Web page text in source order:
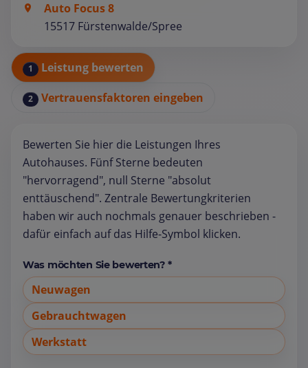
Auto Focus 8
15517 Fürstenwalde/Spree
1 Leistung bewerten
2 Vertrauensfaktoren eingeben
Bewerten Sie hier die Leistungen Ihres
Autohauses. Fünf Sterne bedeuten
"hervorragend", null Sterne "absolut
enttäuschend". Zentrale Bewertungkriterien
haben wir auch nochmals genauer beschrieben -
dafür einfach auf das Hilfe-Symbol klicken.
Was möchten Sie bewerten? *
Neuwagen
Gebrauchtwagen
Werkstatt